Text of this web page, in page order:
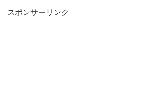
スポンサーリンク